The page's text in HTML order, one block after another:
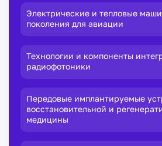
Электрические и тепловые
поколения для авиации
Технологии и компоненты
радиофотоники
Передовые имплантируемые
восстановительной и
медицины